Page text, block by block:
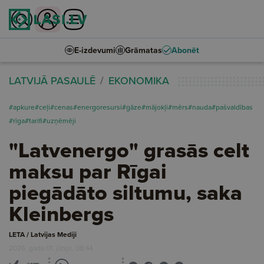
E-izdevumi Grāmatas Abonēt
LATVIJĀ PASAULĒ EKONOMIKA
#apkure#ceļi#cenas#energoresursi#gāze#mājokļi#mērs#nauda#pašvaldības
#rīga#tarifi#uzņēmēji
"Latvenergo" grasās celt
maksu par Rīgai
piegādāto siltumu, saka
Kleinbergs
LETA / Latvijas Mediji
2026. gada 01. jūnijs, 08:44